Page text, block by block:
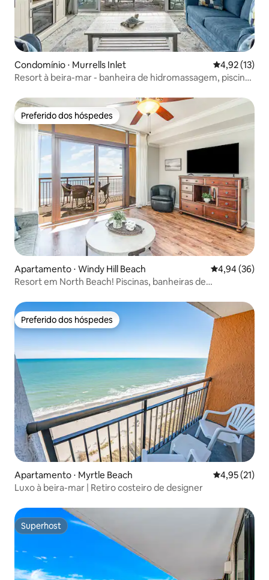
Condomínio ⋅ Murrells Inlet 4,92 de uma
4,92 (13)
Resort à beira-mar - banheira de hidromassagem, piscina,
Preferido dos hóspedes
Preferido dos hóspedes
Apartamento ⋅ Windy Hill Beach 4,94 de uma
4,94 (36)
Resort em North Beach! Piscinas, banheiras de
Preferido dos hóspedes
Preferido dos hóspedes
Apartamento ⋅ Myrtle Beach 4,95 de uma
4,95 (21)
Luxo à beira-mar | Retiro costeiro de designer
Superhost
Superhost